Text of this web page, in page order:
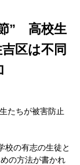
” 高校生
区は不同
たちが被害防止
校の有志の生徒と
の方法が書かれ